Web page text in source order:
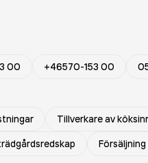
00 +46570-153 00
Tillverkare av